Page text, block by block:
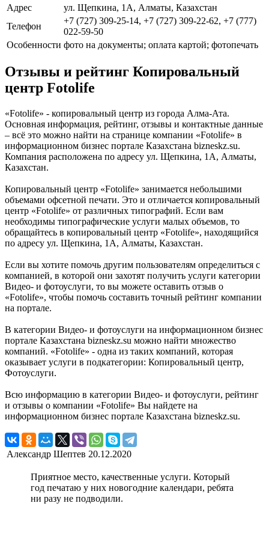
Адрес
ул. Щепкина, 1А, Алматы, Казахстан
Телефон
+7 (727) 309-25-14, +7 (727) 309-22-62, +7 (777)
022-59-50
Особенности фото на документы; оплата картой; фотопечать
Отзывы и рейтинг Копировальный
центр Fotolife
«Fotolife» - копировальный центр из города Алма-Ата.
Основная информация, рейтинг, отзывы и контактные данные
– всё это можно найти на странице компании «Fotolife» в
информационном бизнес портале Казахстана bizneskz.su.
Компания расположена по адресу ул. Щепкина, 1А, Алматы,
Казахстан.
Копировальный центр «Fotolife» занимается небольшими
объемами офсетной печати. Это и отличается копировальный
центр «Fotolife» от различных типографий. Если вам
необходимы типографические услуги малых объемов, то
обращайтесь в копировальный центр «Fotolife», находящийся
по адресу ул. Щепкина, 1А, Алматы, Казахстан.
Если вы хотите помочь другим пользователям определиться с
компанией, в которой они захотят получить услуги категории
Видео- и фотоуслуги, то вы можете оставить отзыв о
«Fotolife», чтобы помочь составить точный рейтинг компании
на портале.
В категории Видео- и фотоуслуги на информационном бизнес
портале Казахстана bizneskz.su можно найти множество
компаний. «Fotolife» - одна из таких компаний, которая
оказывает услуги в подкатегории: Копировальный центр,
Фотоуслуги.
Всю информацию в категории Видео- и фотоуслуги, рейтинг
и отзывы о компании «Fotolife» Вы найдете на
информационном бизнес портале Казахстана bizneskz.su.
Александр Шептев 20.12.2020
Приятное место, качественные услуги. Который
год печатаю у них новогодние календари, ребята
ни разу не подводили.